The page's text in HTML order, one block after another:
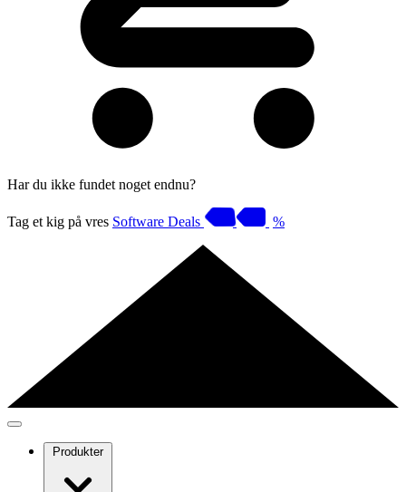
Har du ikke fundet noget endnu?
Tag et kig på vres Software Deals %
Produkter